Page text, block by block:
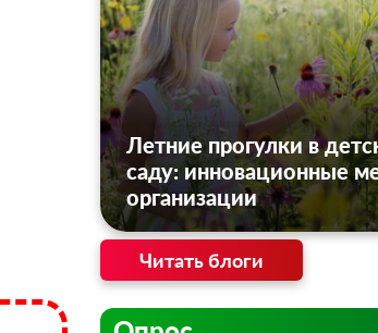
Летние прогулки в
саду: инновационные
организации
Читать блоги